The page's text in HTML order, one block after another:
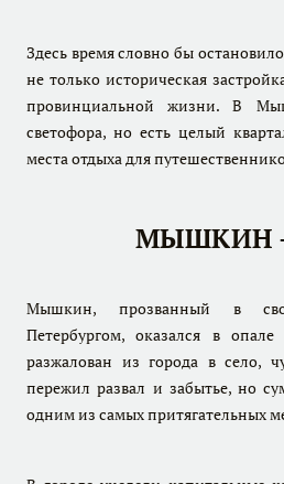
Здесь время словно бы
не только историческая
провинциальной жизни. В
светофора, но есть целый
места отдыха для
МЫШКИН
Мышкин, прозванный в
Петербургом, оказался в
разжалован из города в село,
пережил развал и забытье, но
одним из самых притягательных